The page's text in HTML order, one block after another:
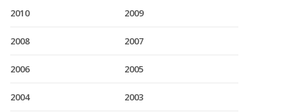
2010 2009
2008 2007
2006 2005
2004 2003